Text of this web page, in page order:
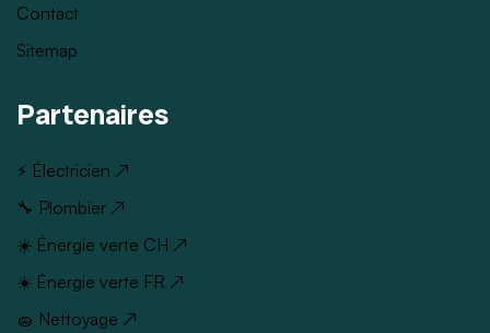
Contact
Sitemap
Partenaires
⚡ Électricien ↗
🔧 Plombier ↗
☀️ Énergie verte CH ↗
☀️ Énergie verte FR ↗
🧽 Nettoyage ↗